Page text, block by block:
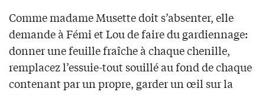
Comme madame Musette doit s’absenter, elle
demande à Fémi et Lou de faire du gardiennage:
donner une feuille fraîche à chaque chenille,
remplacez l’essuie-tout souillé au fond de chaque
contenant par un propre, garder un œil sur la